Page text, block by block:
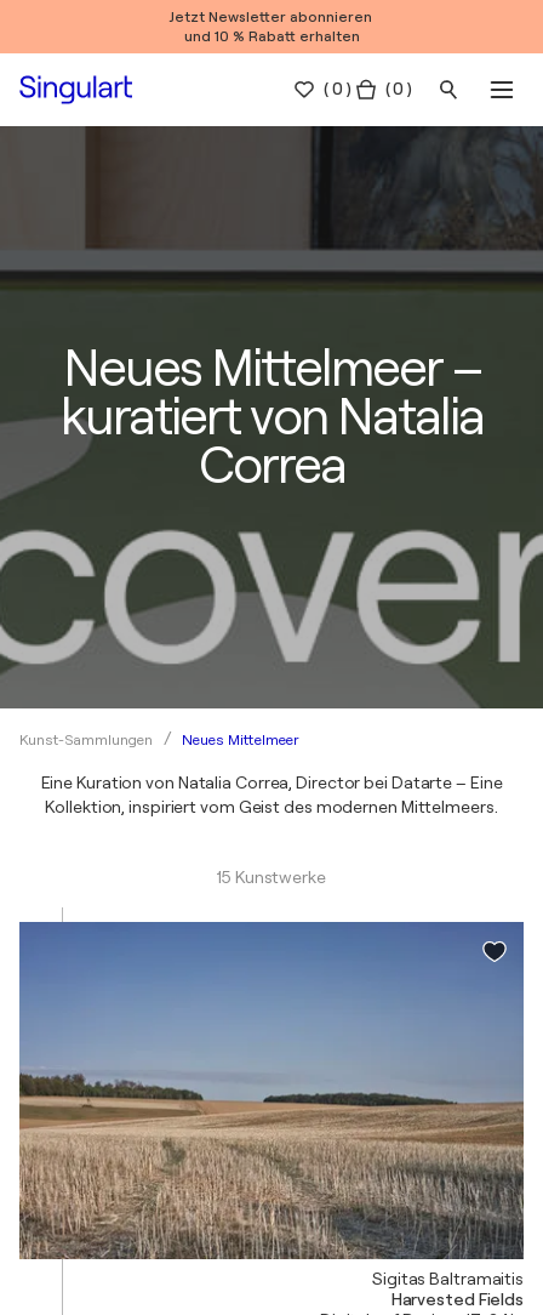
Jetzt Newsletter abonnieren
und 10 % Rabatt erhalten
(0 ) ( 0 )
Neues Mittelmeer –
kuratiert von Natalia
Correa
Kunst-Sammlungen Neues Mittelmeer
Eine Kuration von Natalia Correa, Director bei Datarte – Eine
Kollektion, inspiriert vom Geist des modernen Mittelmeers.
15 Kunstwerke
Sigitas Baltramaitis
Harvested Fields